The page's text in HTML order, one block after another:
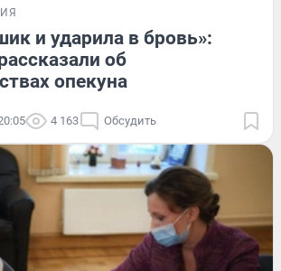
и ударила в бровь»:
об
опекуна
4 163 Обсудить